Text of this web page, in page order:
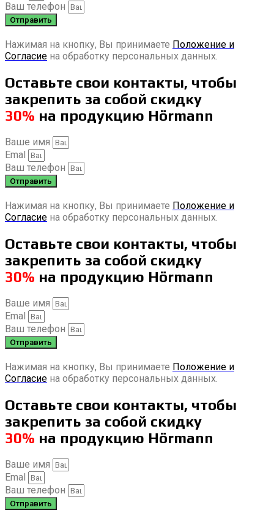
Ваш телефон
Отправить
Нажимая на кнопку, Вы принимаете Положение и
Согласие на обработку персональных данных.
Оставьте свои контакты, чтобы
закрепить за собой скидку
30% на продукцию Hörmann
Ваше имя
Emal
Ваш телефон
Отправить
Нажимая на кнопку, Вы принимаете Положение и
Согласие на обработку персональных данных.
Оставьте свои контакты, чтобы
закрепить за собой скидку
30% на продукцию Hörmann
Ваше имя
Emal
Ваш телефон
Отправить
Нажимая на кнопку, Вы принимаете Положение и
Согласие на обработку персональных данных.
Оставьте свои контакты, чтобы
закрепить за собой скидку
30% на продукцию Hörmann
Ваше имя
Emal
Ваш телефон
Отправить